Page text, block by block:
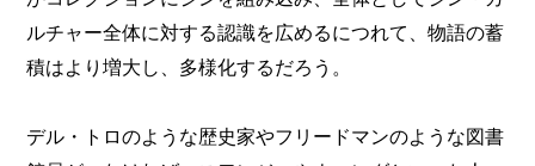
ルチャー全体に対する認識を広めるにつれて、物語の蓄
積はより増大し、多様化するだろう。
デル・トロのような歴史家やフリードマンのような図書